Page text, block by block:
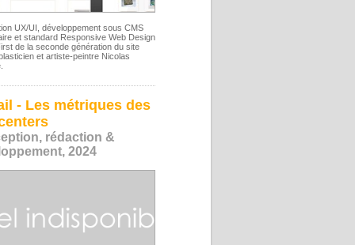
UX/UI, développement sous CMS
et standard Responsive Web Design
de la seconde génération du site
et artiste-peintre Nicolas
- Les métriques des
rédaction &
2024